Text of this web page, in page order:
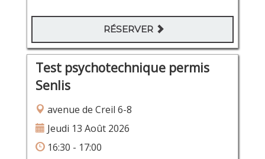
RÉSERVER
Test psychotechnique permis
Senlis
avenue de Creil 6-8
Jeudi 13 Août 2026
16:30 - 17:00